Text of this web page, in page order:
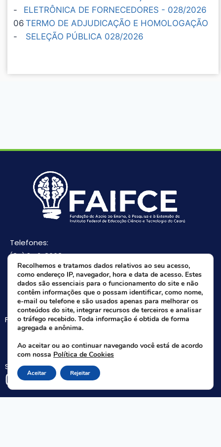
-
ELETRÔNICA DE FORNECEDORES - 028/2026
06
-
TERMO DE ADJUDICAÇÃO E HOMOLOGAÇÃO
SELEÇÃO PÚBLICA 028/2026
Telefones:
(85) 3512-8668
(85) 9 8165-0582(Whatsapp)
E-mail:
faifce@faifce.ifce.edu.br
Fale agora com nossa equipe:
Whatsapp da FAIFCE
Siga-nos nas redes sociais:
Recolhemos e tratamos dados relativos ao seu acesso,
como endereço IP, navegador, hora e data de acesso. Estes
dados são essenciais para o funcionamento do site e não
contêm informações que o possam identificar, como nome,
e-mail ou telefone e são usados apenas para melhorar os
conteúdos do site, integrar recursos de terceiros e analisar
o tráfego recebido. Toda informação é obtida de forma
agregada e anônima.
Ao aceitar ou ao continuar navegando você está de acordo
com nossa Política de Cookies
Aceitar Rejeitar